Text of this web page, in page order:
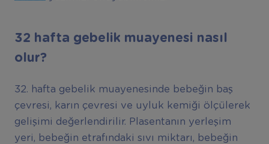
32 hafta gebelik muayenesi nasıl
olur?
32. hafta gebelik muayenesinde bebeğin baş
çevresi, karın çevresi ve uyluk kemiği ölçülerek
gelişimi değerlendirilir. Plasentanın yerleşim
yeri, bebeğin etrafındaki sıvı miktarı, bebeğin